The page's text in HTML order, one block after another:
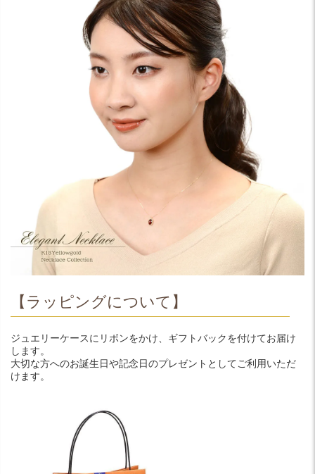
【ラッピングについて】
ジュエリーケースにリボンをかけ、ギフトバックを付けてお届け
します。
大切な方へのお誕生日や記念日のプレゼントとしてご利用いただ
けます。